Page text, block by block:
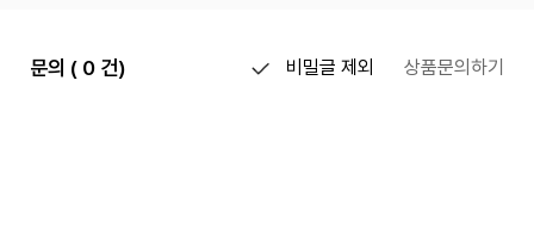
문의 ( 0 건) 비밀글 제외 상품문의하기